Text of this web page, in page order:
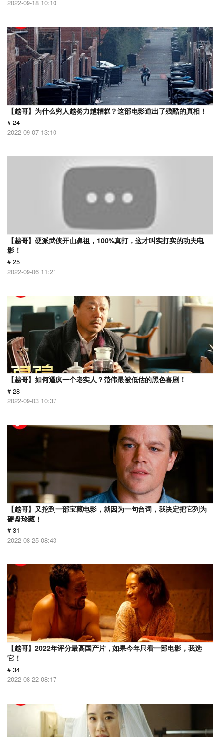
2022-09-18 10:10
【越哥】为什么穷人越努力越糟糕？这部电影道出了残酷的真相！
# 24
2022-09-07 13:10
【越哥】硬派武侠开山鼻祖，100%真打，这才叫实打实的功夫电
影！
# 25
2022-09-06 11:21
【越哥】如何逼疯一个老实人？范伟最被低估的黑色喜剧！
# 28
2022-09-03 10:37
【越哥】又挖到一部宝藏电影，就因为一句台词，我决定把它列为
硬盘珍藏！
# 31
2022-08-25 08:43
【越哥】2022年评分最高国产片，如果今年只看一部电影，我选
它！
# 34
2022-08-22 08:17